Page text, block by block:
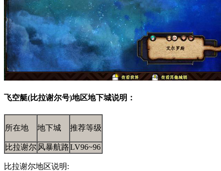
飞空艇(比拉谢尔号)地区地下城说明：
所在地 地下城 推荐等级
比拉谢尔 风暴航路LV96~96
比拉谢尔地区说明: